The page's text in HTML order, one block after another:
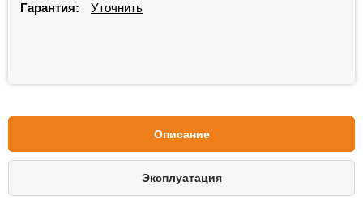
Гарантия: Уточнить
Описание
Эксплуатация